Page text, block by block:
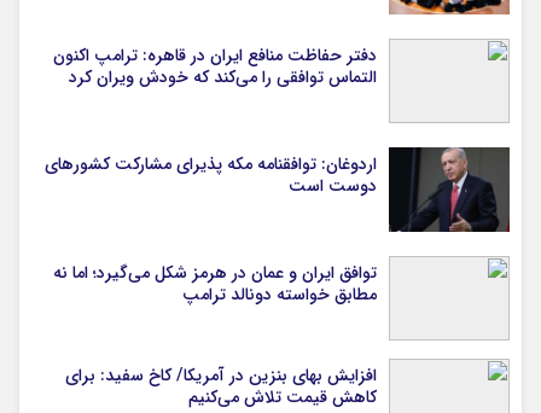
دفتر حفاظت منافع ایران در قاهره: ترامپ اکنون
التماس توافقی را می‌کند که خودش ویران کرد
اردوغان: توافقنامه مکه پذیرای مشارکت کشورهای
دوست است
توافق ایران و عمان در هرمز شکل می‌گیرد؛ اما نه
مطابق خواسته دونالد ترامپ
افزایش بهای بنزین در آمریکا/ کاخ سفید: برای
کاهش قیمت تلاش می‌کنیم